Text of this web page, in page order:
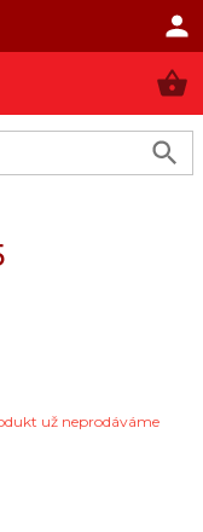
už neprodáváme